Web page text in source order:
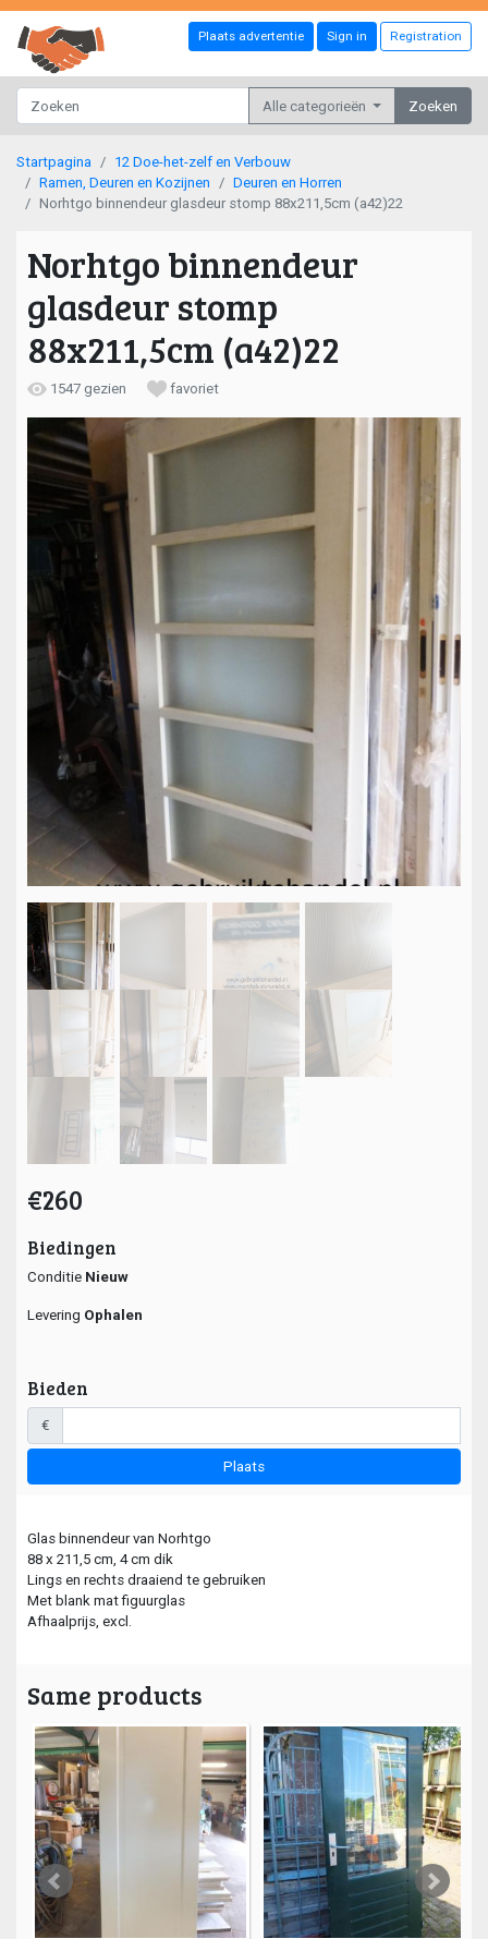
Plaats advertentie Sign in Registration
Alle categorieën Zoeken
Startpagina
12 Doe-het-zelf en Verbouw
Ramen, Deuren en Kozijnen
Deuren en Horren
Norhtgo binnendeur glasdeur stomp 88x211,5cm (a42)22
Norhtgo binnendeur
glasdeur stomp
88x211,5cm (a42)22
1547 gezien favoriet
€260
Biedingen
Conditie Nieuw
Levering Ophalen
Bieden
€
Plaats
Glas binnendeur van Norhtgo
88 x 211,5 cm, 4 cm dik
Lings en rechts draaiend te gebruiken
Met blank mat figuurglas
Afhaalprijs, excl.
Same products